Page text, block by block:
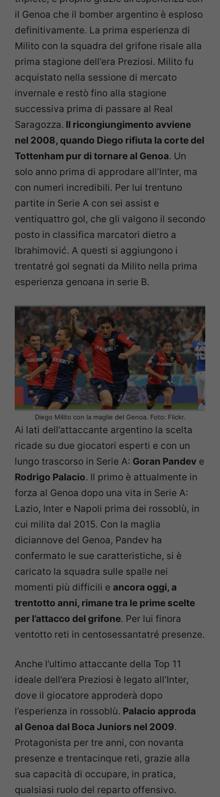
il Genoa che il bomber argentino è esploso
definitivamente. La prima esperienza di
Milito con la squadra del grifone risale alla
prima stagione dell’era Preziosi. Milito fu
acquistato nella sessione di mercato
invernale e restò fino alla stagione
successiva prima di passare al Real
Saragozza. Il ricongiungimento avviene
nel 2008, quando Diego rifiuta la corte del
Tottenham pur di tornare al Genoa. Un
solo anno prima di approdare all’Inter, ma
con numeri incredibili. Per lui trentuno
partite in Serie A con sei assist e
ventiquattro gol, che gli valgono il secondo
posto in classifica marcatori dietro a
Ibrahimović. A questi si aggiungono i
trentatré gol segnati da Milito nella prima
esperienza genoana in serie B.
Diego Milito con la maglie del Genoa. Foto: Flickr.
Ai lati dell’attaccante argentino la scelta
ricade su due giocatori esperti e con un
lungo trascorso in Serie A: Goran Pandev e
Rodrigo Palacio. Il primo è attualmente in
forza al Genoa dopo una vita in Serie A:
Lazio, Inter e Napoli prima dei rossoblù, in
cui milita dal 2015. Con la maglia
diciannove del Genoa, Pandev ha
confermato le sue caratteristiche, si è
caricato la squadra sulle spalle nei
momenti più difficili e ancora oggi, a
trentotto anni, rimane tra le prime scelte
per l’attacco del grifone. Per lui finora
ventotto reti in centosessantatré presenze.
Anche l’ultimo attaccante della Top 11
ideale dell’era Preziosi è legato all’Inter,
dove il giocatore approderà dopo
l’esperienza in rossoblù. Palacio approda
al Genoa dal Boca Juniors nel 2009.
Protagonista per tre anni, con novanta
presenze e trentacinque reti, grazie alla
sua capacità di occupare, in pratica,
qualsiasi ruolo del reparto offensivo.